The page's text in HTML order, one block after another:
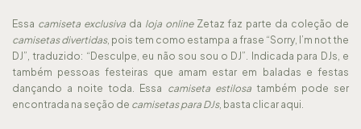
Essa camiseta exclusivada loja onlineZetaz faz parte da coleção de
camisetas divertidas, pois tem como estampa a frase “Sorry, I’m not the
DJ”, traduzido: “Desculpe, eu não sou sou o DJ”. Indicada para DJs, e
também pessoas festeiras que amam estar em baladas e festas
dançando a noite toda. Essa camiseta estilosatambém pode ser
encontrada na seção de camisetas para DJs, basta clicar aqui.